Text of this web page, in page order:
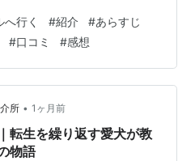
った露伴は、その謎を追う
ます。しかし、その黒い絵
われ、関わった者たちに
がて、その魔の手は岸辺露
岸辺露伴ルーヴルへ行くの
行く #紹介 #あらすじ
#口コミ #感想
所 • 1ヶ月前
転生を繰り返す愛犬が教
物語